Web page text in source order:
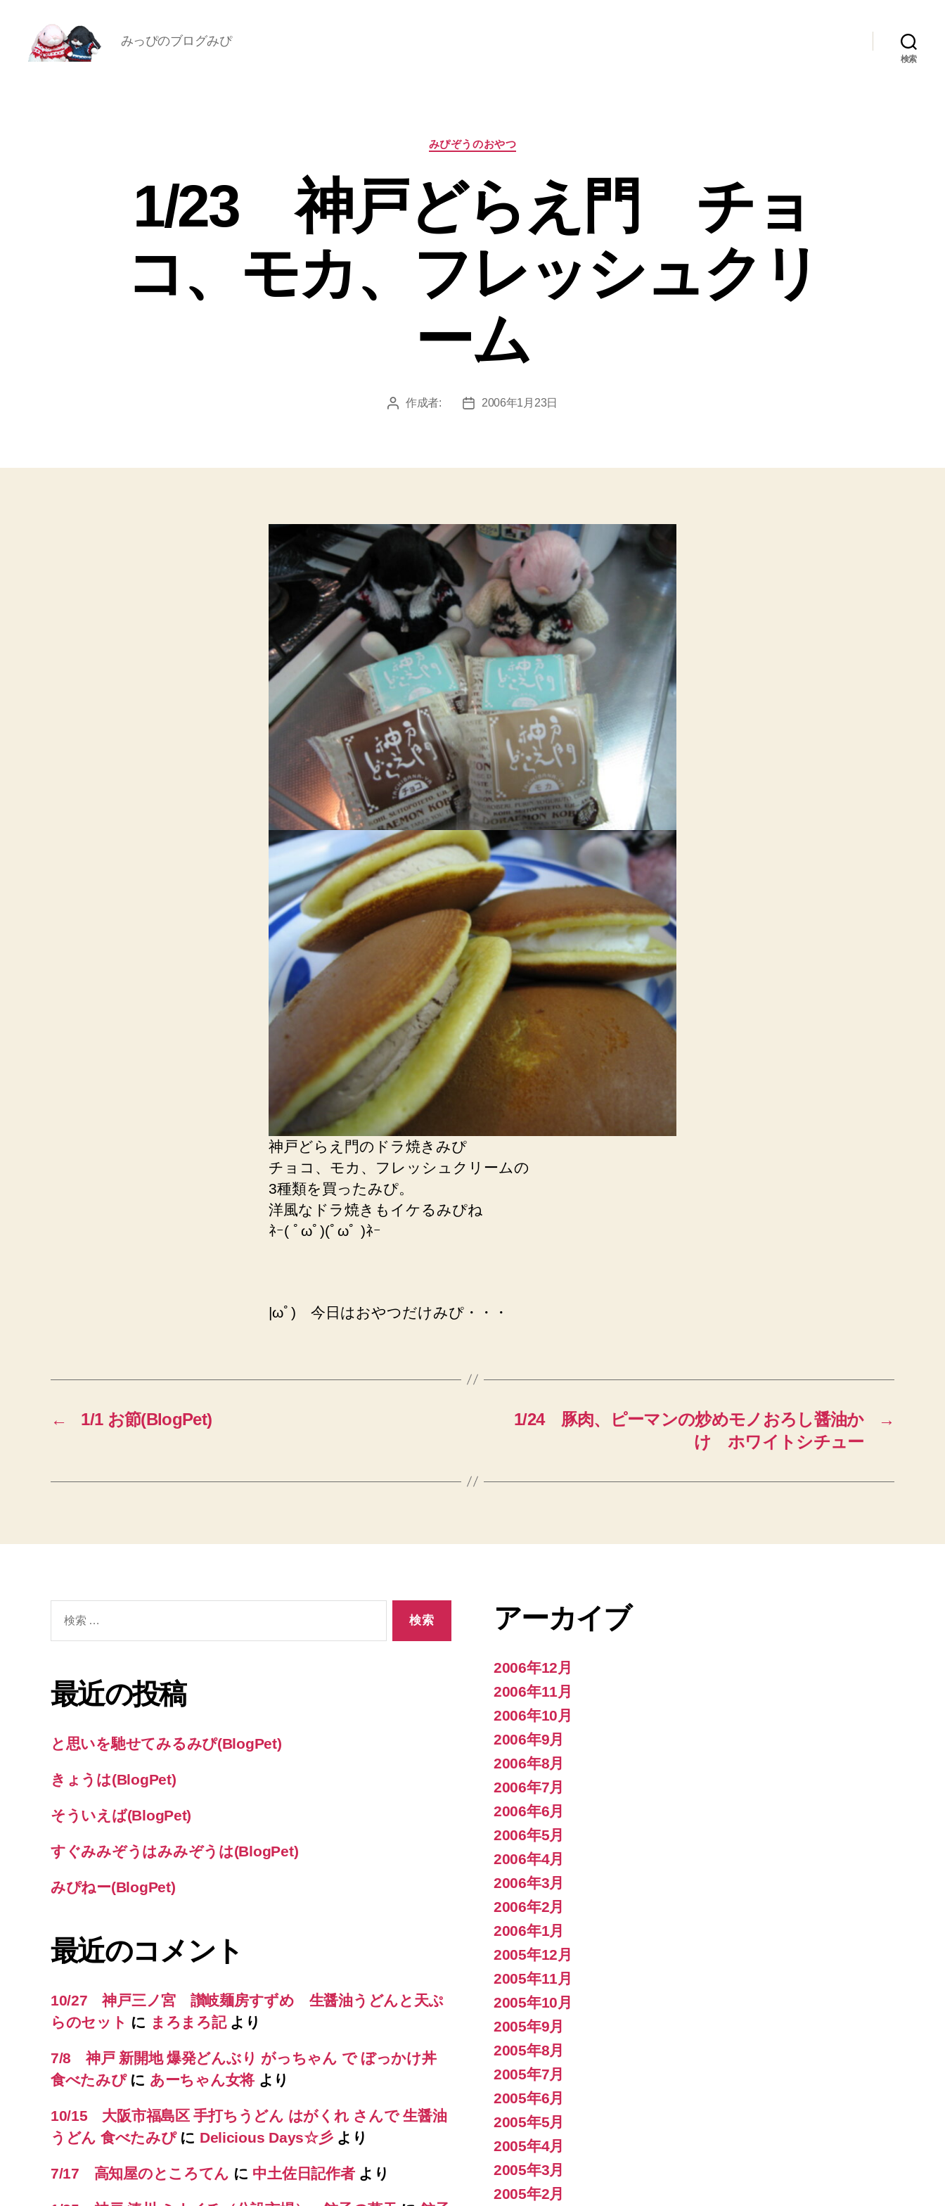
みっぴのブログみぴ
検索
カ
テ
リ
ー
みぴぞうのおやつ
1/23 神戸どらえ門 チョ
コ、モカ、フレッシュクリ
ーム
投 作成者:
投
2006年1月23日
神戸どらえ門のドラ焼きみぴ
チョコ、モカ、フレッシュクリームの
3種類を買ったみぴ。
洋風なドラ焼きもイケるみぴね
ﾈｰ( ﾟωﾟ)(ﾟωﾟ )ﾈｰ
|ωﾟ) 今日はおやつだけみぴ・・・
← 1/1 お節(BlogPet) →
1/24 豚肉、ピーマンの炒めモノおろし醤油か
け ホワイトシチュー
最近の投稿
と思いを馳せてみるみぴ(BlogPet)
きょうは(BlogPet)
そういえば(BlogPet)
すぐみみぞうはみみぞうは(BlogPet)
みぴねー(BlogPet)
最近のコメント
10/27 神戸三ノ宮 讃岐麺房すずめ 生醤油うどんと天ぷ
らのセット に まろまろ記より
7/8 神戸 新開地 爆発どんぶり がっちゃん で ぼっかけ丼
食べたみぴに あーちゃん女将より
10/15 大阪市福島区 手打ちうどん はがくれ さんで 生醤油
うどん 食べたみぴに Delicious Days☆彡より
7/17 高知屋のところてん に 中土佐日記作者より
アーカイブ
2006年12月
2006年11月
2006年10月
2006年9月
2006年8月
2006年7月
2006年6月
2006年5月
2006年4月
2006年3月
2006年2月
2006年1月
2005年12月
2005年11月
2005年10月
2005年9月
2005年8月
2005年7月
2005年6月
2005年5月
2005年4月
2005年3月
2005年2月